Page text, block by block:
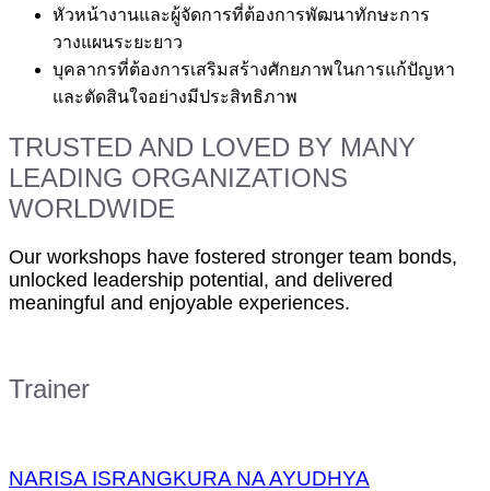
หัวหน้างานและผู้จัดการที่ต้องการพัฒนาทักษะการ
วางแผนระยะยาว
บุคลากรที่ต้องการเสริมสร้างศักยภาพในการแก้ปัญหา
และตัดสินใจอย่างมีประสิทธิภาพ
TRUSTED AND LOVED BY MANY
LEADING ORGANIZATIONS
WORLDWIDE
Our workshops have fostered stronger team bonds,
unlocked leadership potential, and delivered
meaningful and enjoyable experiences.
Trainer
NARISA ISRANGKURA NA AYUDHYA